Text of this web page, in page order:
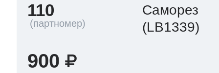
110
Саморез
(LB1339)
900